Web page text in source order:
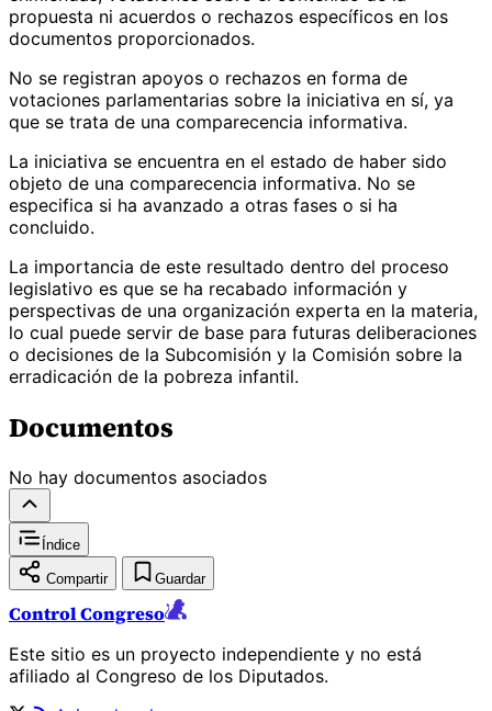
propuesta ni acuerdos o rechazos específicos en los
documentos proporcionados.
No se registran apoyos o rechazos en forma de
votaciones parlamentarias sobre la iniciativa en sí, ya
que se trata de una comparecencia informativa.
La iniciativa se encuentra en el estado de haber sido
objeto de una comparecencia informativa. No se
especifica si ha avanzado a otras fases o si ha
concluido.
La importancia de este resultado dentro del proceso
legislativo es que se ha recabado información y
perspectivas de una organización experta en la materia,
lo cual puede servir de base para futuras deliberaciones
o decisiones de la Subcomisión y la Comisión sobre la
erradicación de la pobreza infantil.
Documentos
No hay documentos asociados
Índice
Compartir Guardar
Control Congreso
Este sitio es un proyecto independiente y no está
afiliado al Congreso de los Diputados.